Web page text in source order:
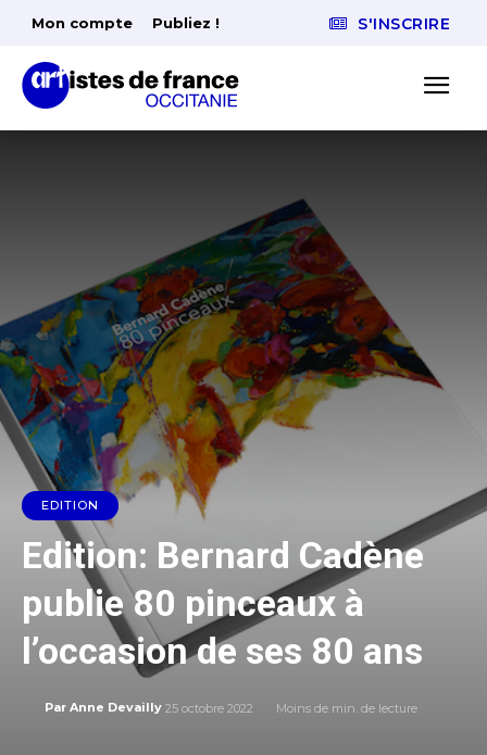
Mon compte Publiez ! S'INSCRIRE
EDITION
Edition: Bernard Cadène
publie 80 pinceaux à
l’occasion de ses 80 ans
Par Anne Devailly 25 octobre 2022 Moins de min. de lecture